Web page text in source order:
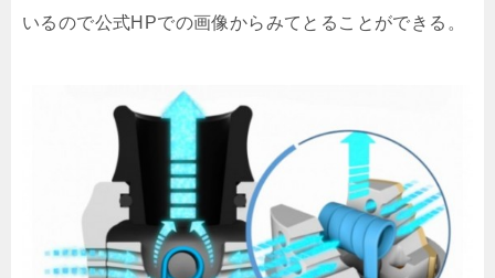
いるので公式HPでの画像からみてとることができる。